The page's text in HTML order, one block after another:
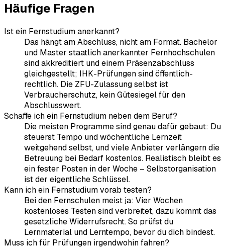
Häufige Fragen
Ist ein Fernstudium anerkannt?
Das hängt am Abschluss, nicht am Format. Bachelor
und Master staatlich anerkannter Fernhochschulen
sind akkreditiert und einem Präsenzabschluss
gleichgestellt; IHK-Prüfungen sind öffentlich-
rechtlich. Die ZFU-Zulassung selbst ist
Verbraucherschutz, kein Gütesiegel für den
Abschlusswert.
Schaffe ich ein Fernstudium neben dem Beruf?
Die meisten Programme sind genau dafür gebaut: Du
steuerst Tempo und wöchentliche Lernzeit
weitgehend selbst, und viele Anbieter verlängern die
Betreuung bei Bedarf kostenlos. Realistisch bleibt es
ein fester Posten in der Woche – Selbstorganisation
ist der eigentliche Schlüssel.
Kann ich ein Fernstudium vorab testen?
Bei den Fernschulen meist ja: Vier Wochen
kostenloses Testen sind verbreitet, dazu kommt das
gesetzliche Widerrufsrecht. So prüfst du
Lernmaterial und Lerntempo, bevor du dich bindest.
Muss ich für Prüfungen irgendwohin fahren?